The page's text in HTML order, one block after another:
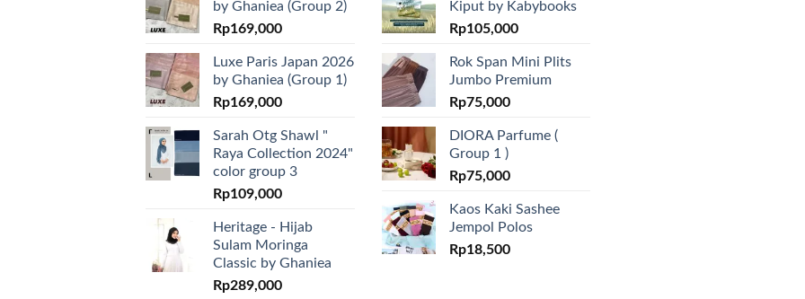
by Ghaniea (Group 2)
Rp169,000
Luxe Paris Japan 2026
by Ghaniea (Group 1)
Rp169,000
Sarah Otg Shawl "
Raya Collection 2024"
color group 3
Rp109,000
Heritage - Hijab
Sulam Moringa
Classic by Ghaniea
Rp289,000
Kiput by Kabybooks
Rp105,000
Rok Span Mini Plits
Jumbo Premium
Rp75,000
DIORA Parfume (
Group 1 )
Rp75,000
Kaos Kaki Sashee
Jempol Polos
Rp18,500